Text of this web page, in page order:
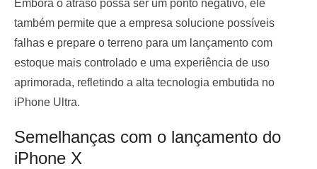
Embora o atraso possa ser um ponto negativo, ele
também permite que a empresa solucione possíveis
falhas e prepare o terreno para um lançamento com
estoque mais controlado e uma experiência de uso
aprimorada, refletindo a alta tecnologia embutida no
iPhone Ultra.
Semelhanças com o lançamento do
iPhone X